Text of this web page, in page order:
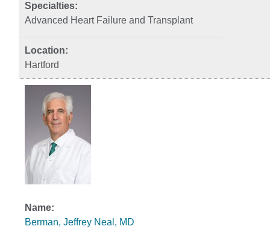
Advanced Heart Failure and Transplant
Hartford
Berman, Jeffrey Neal, MD